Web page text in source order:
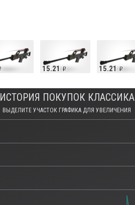
15.21 15.21
ИСТОРИЯ ПОКУПОК КЛАССИКА
ВЫДЕЛИТЕ УЧАСТОК ГРАФИКА ДЛЯ УВЕЛИЧЕНИЯ